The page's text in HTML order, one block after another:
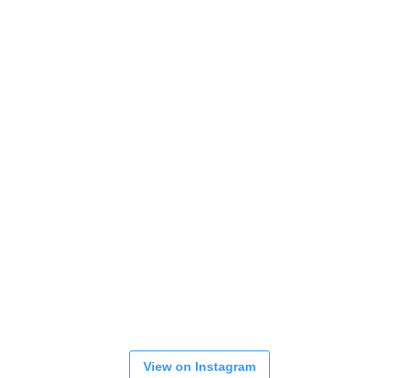
View on Instagram